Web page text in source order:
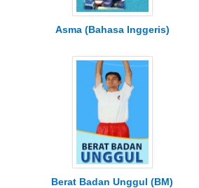
Asma (Bahasa Inggeris)
Berat Badan Unggul (BM)